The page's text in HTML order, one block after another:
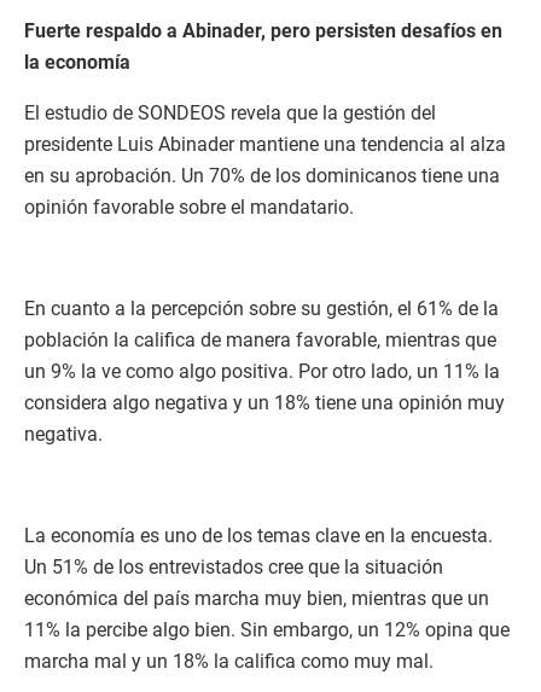
Fuerte respaldo a Abinader, pero persisten desafíos en
la economía
El estudio de SONDEOS revela que la gestión del
presidente Luis Abinader mantiene una tendencia al alza
en su aprobación. Un 70% de los dominicanos tiene una
opinión favorable sobre el mandatario.
En cuanto a la percepción sobre su gestión, el 61% de la
población la califica de manera favorable, mientras que
un 9% la ve como algo positiva. Por otro lado, un 11% la
considera algo negativa y un 18% tiene una opinión muy
negativa.
La economía es uno de los temas clave en la encuesta.
Un 51% de los entrevistados cree que la situación
económica del país marcha muy bien, mientras que un
11% la percibe algo bien. Sin embargo, un 12% opina que
marcha mal y un 18% la califica como muy mal.